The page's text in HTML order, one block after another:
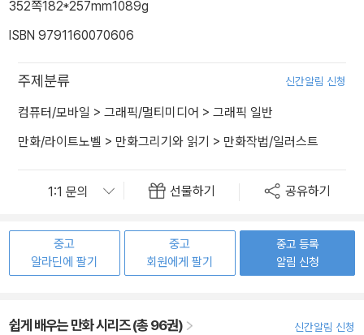
352쪽182*257mm1089g
ISBN 9791160070606
주제분류 신간알림 신청
컴퓨터/모바일 > 그래픽/멀티미디어 > 그래픽 일반
만화/라이트노벨 > 만화그리기와 읽기 > 만화작법/일러스트
선물하기 공유하기
중고
알라딘에 팔기
중고
회원에게 팔기
중고 등록
알림 신청
쉽게 배우는 만화 시리즈 (총 96권) 신간알림 신청